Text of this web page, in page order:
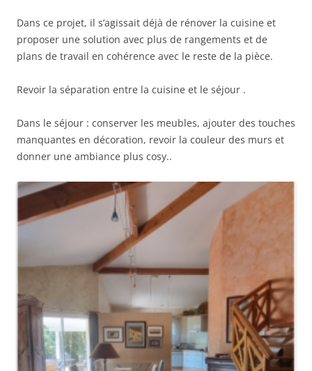
Dans ce projet, il s’agissait déjà de rénover la cuisine et
proposer une solution avec plus de rangements et de
plans de travail en cohérence avec le reste de la pièce.
Revoir la séparation entre la cuisine et le séjour .
Dans le séjour : conserver les meubles, ajouter des touches
manquantes en décoration, revoir la couleur des murs et
donner une ambiance plus cosy..